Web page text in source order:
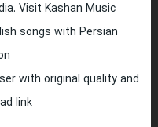
Visit Kashan Music
songs with Persian
with original quality and
link